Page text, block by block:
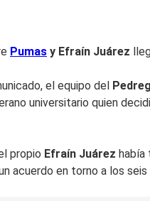
Pumas y Efraín Juárez
el equipo del
universitario quien
propio Efraín Juárez había
acuerdo en torno a los